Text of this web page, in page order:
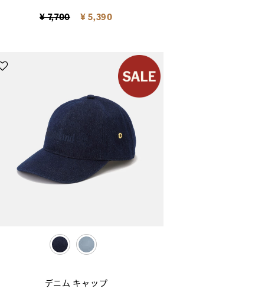
Price reduced from
¥ 7,700to ¥ 5,390
selected
デニム キャップ